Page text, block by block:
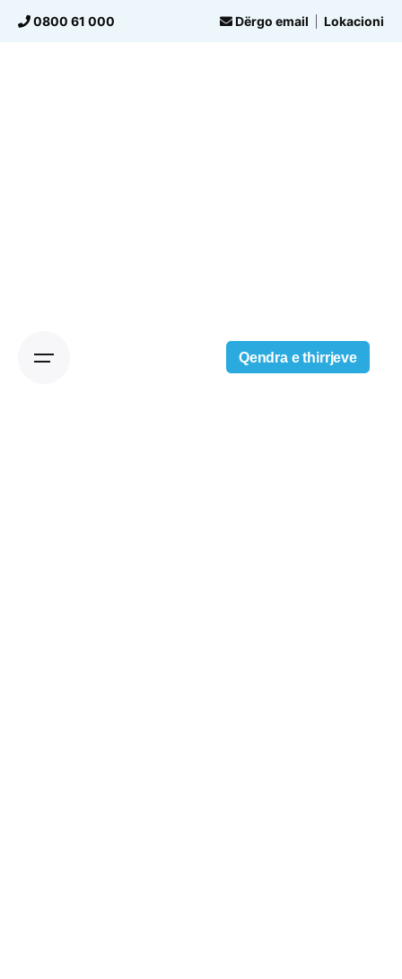
Skip0800 61 000 Lokacioni
Dërgo email
Qendra e thirrjeve